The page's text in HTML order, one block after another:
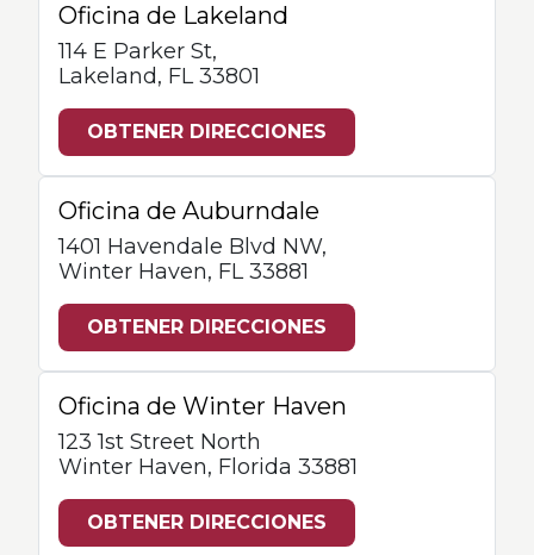
Oficina de Lakeland
114 E Parker St,
Lakeland, FL 33801
OBTENER DIRECCIONES
Oficina de Auburndale
1401 Havendale Blvd NW,
Winter Haven, FL 33881
OBTENER DIRECCIONES
Oficina de Winter Haven
123 1st Street North
Winter Haven, Florida 33881
OBTENER DIRECCIONES